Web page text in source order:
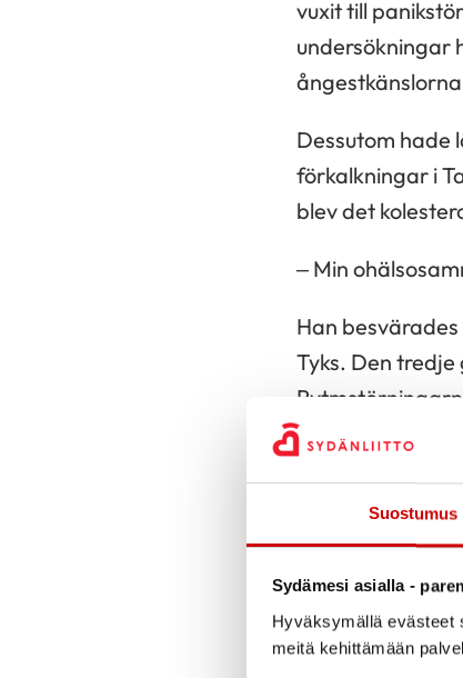
Suostumus
Sydämesi asialla -
Hyväksymällä evästeet
meitä kehittämään
vuxit till
undersökningar
Dessutom hade
förkalkningar i
blev det
– Min
Han
Tyks. Den tredje
och det pirrade
– På
Läkaren
En gång